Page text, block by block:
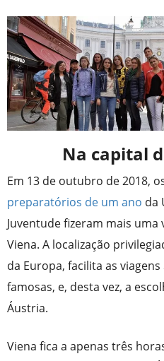
Na capital
Em 13 de outubro de 2018,
preparatórios de um ano da
Juventude fizeram mais
Viena. A localização
da Europa, facilita as
famosas, e, desta vez, a
Áustria.
Viena fica a apenas três